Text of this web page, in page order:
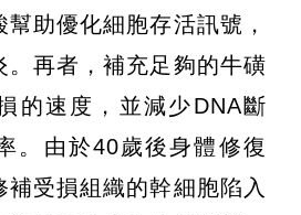
助優化細胞存活訊號，
。再者，補充足夠的牛磺
的速度，並減少DNA斷
。由於40歲後身體修復
受損組織的幹細胞陷入